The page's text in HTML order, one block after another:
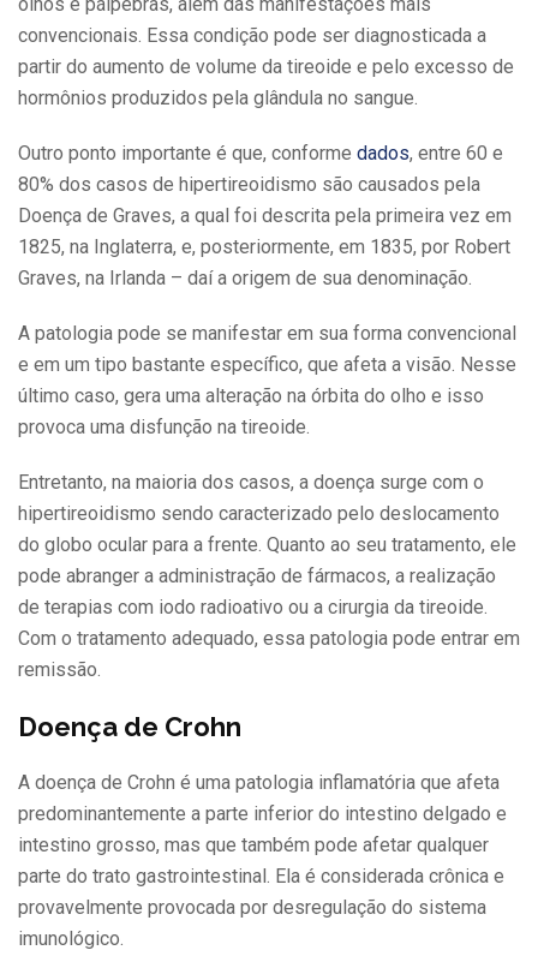
convencionais. Essa condição pode ser diagnosticada a
partir do aumento de volume da tireoide e pelo excesso de
hormônios produzidos pela glândula no sangue.
Outro ponto importante é que, conforme dados, entre 60 e
80% dos casos de hipertireoidismo são causados pela
Doença de Graves, a qual foi descrita pela primeira vez em
1825, na Inglaterra, e, posteriormente, em 1835, por Robert
Graves, na Irlanda – daí a origem de sua denominação.
A patologia pode se manifestar em sua forma convencional
e em um tipo bastante específico, que afeta a visão. Nesse
último caso, gera uma alteração na órbita do olho e isso
provoca uma disfunção na tireoide.
Entretanto, na maioria dos casos, a doença surge com o
hipertireoidismo sendo caracterizado pelo deslocamento
do globo ocular para a frente. Quanto ao seu tratamento, ele
pode abranger a administração de fármacos, a realização
de terapias com iodo radioativo ou a cirurgia da tireoide.
Com o tratamento adequado, essa patologia pode entrar em
remissão.
Doença de Crohn
A doença de Crohn é uma patologia inflamatória que afeta
predominantemente a parte inferior do intestino delgado e
intestino grosso, mas que também pode afetar qualquer
parte do trato gastrointestinal. Ela é considerada crônica e
provavelmente provocada por desregulação do sistema
imunológico.